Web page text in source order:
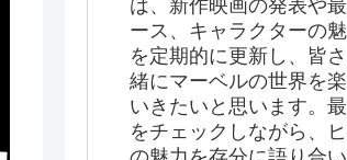
は、新作映画の発表や
ース、キャラクターの
を定期的に更新し、皆
緒にマーベルの世界を
いきたいと思います。
をチェックしながら、